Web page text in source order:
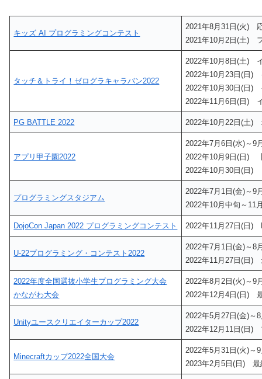
キッズ AI プログラミングコンテスト
2021年8月31日(火)
2021年10月2日(土)
タッチ＆トライ！ゼログラキャラバン2022
2022年10月8日(土)
2022年10月23日(日)
2022年10月30日(日)
2022年11月6日(日)
PG BATTLE 2022 2022年10月22日(土)
アプリ甲子園2022
2022年7月6日(水)～
2022年10月9日(日)
2022年10月30日(日)
プログラミングスタジアム
2022年7月1日(金)～
2022年10月中旬～
DojoCon Japan 2022 プログラミングコンテスト 2022年11月27日(日)
U-22プログラミング・コンテスト2022
2022年7月1日(金)～
2022年11月27日(日)
2022年度全国選抜小学生プログラミング大会
かながわ大会
2022年8月2日(火)～
2022年12月4日(日)
Unityユースクリエイターカップ2022
2022年5月27日(金)
2022年12月11日(日)
Minecraftカップ2022全国大会
2022年5月31日(火)
2023年2月5日(日) 最